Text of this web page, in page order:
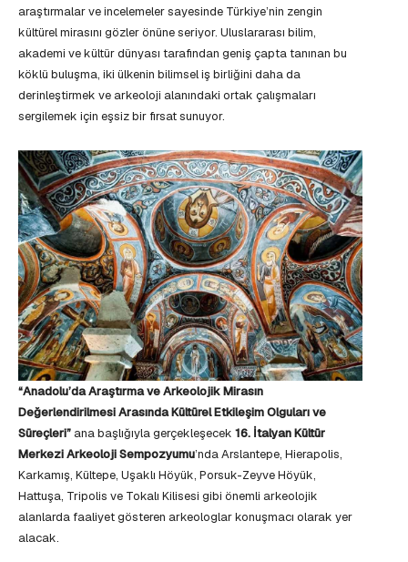
araştırmalar ve incelemeler sayesinde Türkiye’nin zengin
kültürel mirasını gözler önüne seriyor. Uluslararası bilim,
akademi ve kültür dünyası tarafından geniş çapta tanınan bu
köklü buluşma, iki ülkenin bilimsel iş birliğini daha da
derinleştirmek ve arkeoloji alanındaki ortak çalışmaları
sergilemek için eşsiz bir fırsat sunuyor.
“Anadolu’da Araştırma ve Arkeolojik Mirasın
Değerlendirilmesi Arasında Kültürel Etkileşim Olguları ve
Süreçleri” ana başlığıyla gerçekleşecek 16. İtalyan Kültür
Merkezi Arkeoloji Sempozyumu’nda Arslantepe, Hierapolis,
Karkamış, Kültepe, Uşaklı Höyük, Porsuk-Zeyve Höyük,
Hattuşa, Tripolis ve Tokalı Kilisesi gibi önemli arkeolojik
alanlarda faaliyet gösteren arkeologlar konuşmacı olarak yer
alacak.